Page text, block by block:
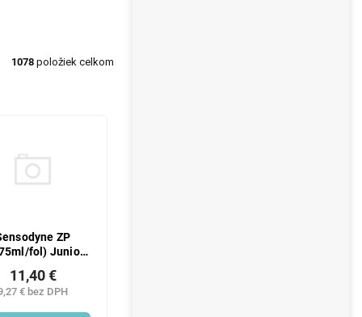
1078 položiek celkom
ZP
fol) Junior
€ bez DPH
11,40 €